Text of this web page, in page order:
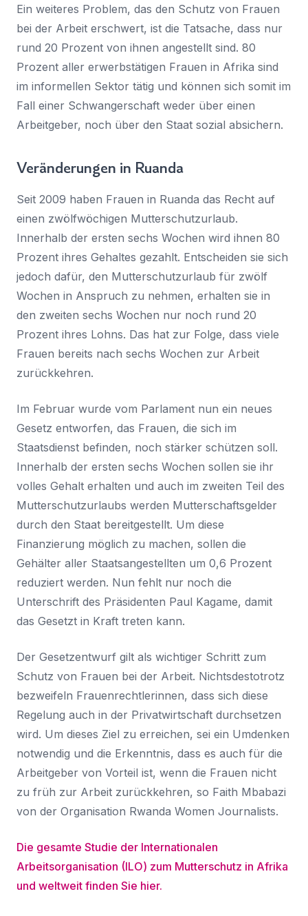
Ein weiteres Problem, das den Schutz von Frauen
bei der Arbeit erschwert, ist die Tatsache, dass nur
rund 20 Prozent von ihnen angestellt sind. 80
Prozent aller erwerbstätigen Frauen in Afrika sind
im informellen Sektor tätig und können sich somit im
Fall einer Schwangerschaft weder über einen
Arbeitgeber, noch über den Staat sozial absichern.
Veränderungen in Ruanda
Seit 2009 haben Frauen in Ruanda das Recht auf
einen zwölfwöchigen Mutterschutzurlaub.
Innerhalb der ersten sechs Wochen wird ihnen 80
Prozent ihres Gehaltes gezahlt. Entscheiden sie sich
jedoch dafür, den Mutterschutzurlaub für zwölf
Wochen in Anspruch zu nehmen, erhalten sie in
den zweiten sechs Wochen nur noch rund 20
Prozent ihres Lohns. Das hat zur Folge, dass viele
Frauen bereits nach sechs Wochen zur Arbeit
zurückkehren.
Im Februar wurde vom Parlament nun ein neues
Gesetz entworfen, das Frauen, die sich im
Staatsdienst befinden, noch stärker schützen soll.
Innerhalb der ersten sechs Wochen sollen sie ihr
volles Gehalt erhalten und auch im zweiten Teil des
Mutterschutzurlaubs werden Mutterschaftsgelder
durch den Staat bereitgestellt. Um diese
Finanzierung möglich zu machen, sollen die
Gehälter aller Staatsangestellten um 0,6 Prozent
reduziert werden. Nun fehlt nur noch die
Unterschrift des Präsidenten Paul Kagame, damit
das Gesetzt in Kraft treten kann.
Der Gesetzentwurf gilt als wichtiger Schritt zum
Schutz von Frauen bei der Arbeit. Nichtsdestotrotz
bezweifeln Frauenrechtlerinnen, dass sich diese
Regelung auch in der Privatwirtschaft durchsetzen
wird. Um dieses Ziel zu erreichen, sei ein Umdenken
notwendig und die Erkenntnis, dass es auch für die
Arbeitgeber von Vorteil ist, wenn die Frauen nicht
zu früh zur Arbeit zurückkehren, so Faith Mbabazi
von der Organisation Rwanda Women Journalists.
Die gesamte Studie der Internationalen
Arbeitsorganisation (ILO) zum Mutterschutz in Afrika
und weltweit finden Sie hier.